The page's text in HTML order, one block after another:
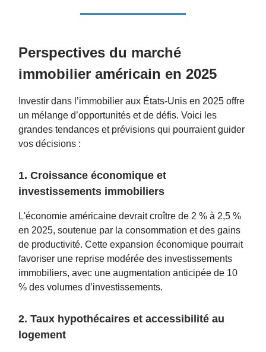
Perspectives du marché
immobilier américain en 2025
Investir dans l’immobilier aux États-Unis en 2025 offre
un mélange d’opportunités et de défis. Voici les
grandes tendances et prévisions qui pourraient guider
vos décisions :
1. Croissance économique et
investissements immobiliers
L'économie américaine devrait croître de 2 % à 2,5 %
en 2025, soutenue par la consommation et des gains
de productivité. Cette expansion économique pourrait
favoriser une reprise modérée des investissements
immobiliers, avec une augmentation anticipée de 10
% des volumes d’investissements.
2. Taux hypothécaires et accessibilité au
logement